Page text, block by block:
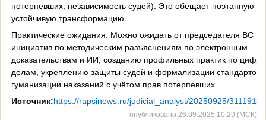
потерпевших, независимость судей). Это обещает поэтапную и
устойчивую трансформацию.
Практические ожидания. Можно ожидать от председателя ВС
инициатив по методическим разъяснениям по электронным
доказательствам и ИИ, созданию профильных практик по
делам, укреплению защиты судей и формализации стандартов
гуманизации наказаний с учётом прав потерпевших.
Источник:https://rapsinews.ru/judicial_analyst/20250925/
опубликовано 26.09.2025 10:29 (МСК)